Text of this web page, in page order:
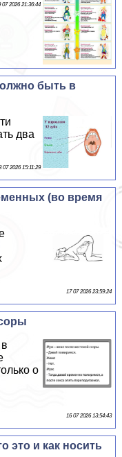
07 2026 21:36:44
быть в
два
07 2026 15:11:29
(во время
17 07 2026 23:59:24
о
16 07 2026 13:54:43
это и как носить